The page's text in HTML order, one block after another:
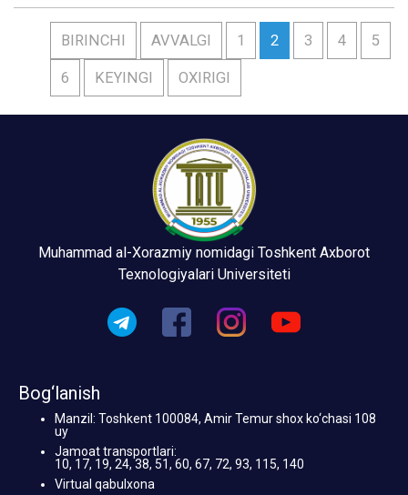
BIRINCHI AVVALGI 1 2 3 4 5
6 KEYINGI OXIRIGI
Muhammad al-Xorazmiy nomidagi Toshkent Axborot
Texnologiyalari Universiteti
Bog‘lanish
Manzil: Toshkent 100084, Amir Temur shox ko‘chasi 108
uy
Jamoat transportlari:
10, 17, 19, 24, 38, 51, 60, 67, 72, 93, 115, 140
Virtual qabulxona